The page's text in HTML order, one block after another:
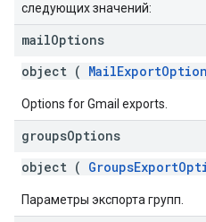
следующих значений:
mailOptions
object (
Options for Gmail exports.
groupsOptions
object (
Параметры экспорта групп.